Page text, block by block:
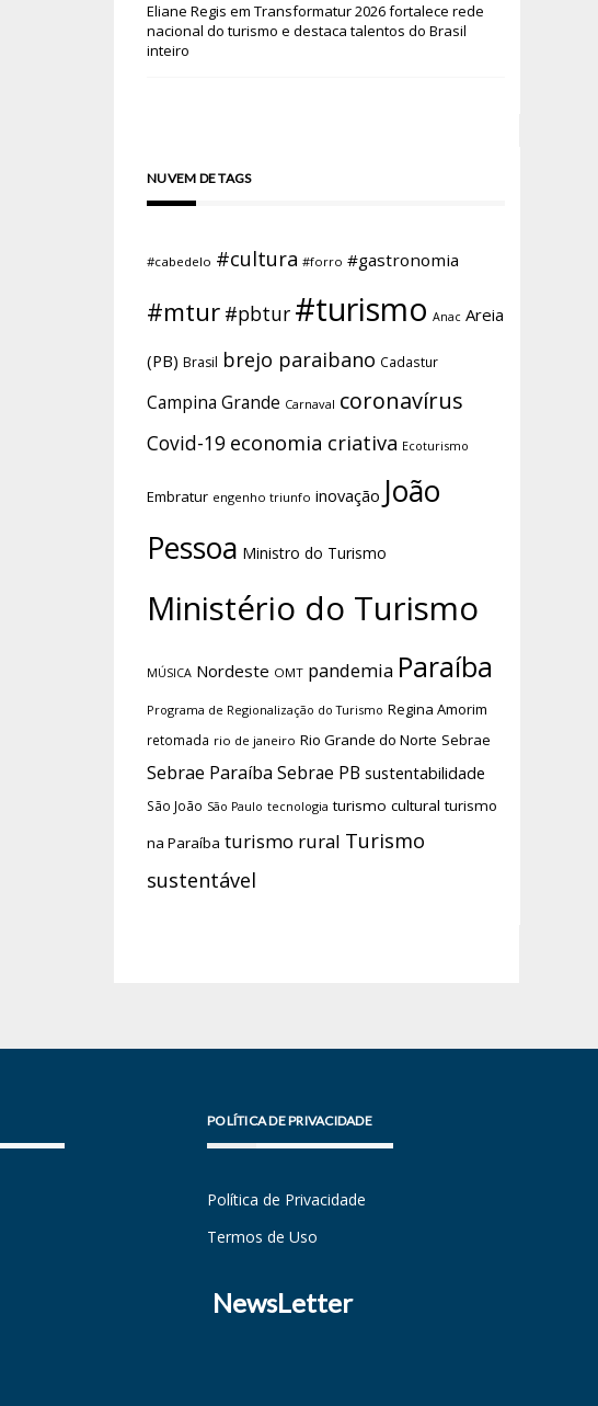
Eliane Regis em Transformatur 2026 fortalece rede
nacional do turismo e destaca talentos do Brasil
inteiro
NUVEM DE TAGS
#cabedelo #cultura #forro #gastronomia
#mtur #pbtur #turismo Anac Areia
(PB) Brasil brejo paraibano Cadastur
Campina Grande Carnaval coronavírus
Covid-19 economia criativa Ecoturismo
Embratur engenho triunfo inovação João
Pessoa Ministro do Turismo
Ministério do Turismo
MÚSICA Nordeste OMT pandemia Paraíba
Programa de Regionalização do Turismo Regina Amorim
retomada rio de janeiro Rio Grande do Norte Sebrae
Sebrae Paraíba Sebrae PB sustentabilidade
São João São Paulo tecnologia turismo cultural turismo
na Paraíba turismo rural Turismo
sustentável
POLÍTICA DE PRIVACIDADE
Política de Privacidade
Termos de Uso
NewsLetter